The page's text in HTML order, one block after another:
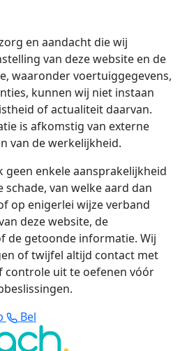
en aandacht die wij
van deze website en de
waaronder voertuiggegevens,
kunnen wij niet instaan
of actualiteit daarvan.
is afkomstig van externe
van de werkelijkheid.
geen enkele aansprakelijkheid
van welke aard dan
op enigerlei wijze verband
deze website, de
de getoonde informatie. Wij
of twijfel altijd contact met
controle uit te oefenen vóór
Bel